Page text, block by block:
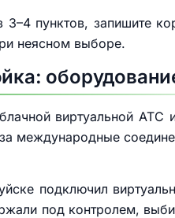
пунктов, запишите
неясном выборе.
виртуальной
международные
подключил
под контролем,